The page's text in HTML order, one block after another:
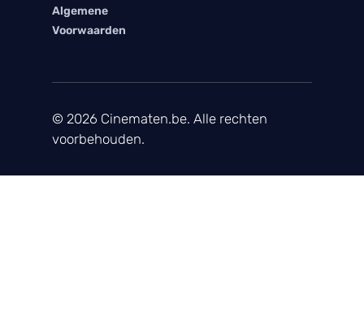
Algemene
Voorwaarden
© 2026 Cinematen.be. Alle rechten
voorbehouden.